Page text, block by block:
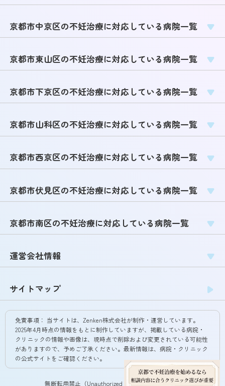
京都市中京区の不妊治療に対応している病院一覧
京都市東山区の不妊治療に対応している病院一覧
京都市下京区の不妊治療に対応している病院一覧
京都市山科区の不妊治療に対応している病院一覧
京都市西京区の不妊治療に対応している病院一覧
京都市伏見区の不妊治療に対応している病院一覧
京都市南区の不妊治療に対応している病院一覧
運営会社情報
サイトマップ
免責事項： 当サイトは、Zenken株式会社が制作・運営しています。
2025年4月時点の情報をもとに制作していますが、掲載している病院・
クリニックの情報や画像は、現時点で削除および変更されている可能性
がありますので、予めご了承ください。最新情報は、病院・クリニック
の公式サイトをご確認ください。
無断転用禁止（Unauthorized copying prohibited.）